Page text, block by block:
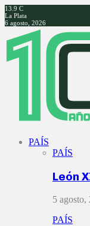
13.9 C
La Plata
6 agosto, 2026
Facebook
Twitter
Instagram
Youtube
PAÍS
PAÍS
León
5 agosto,
PAÍS